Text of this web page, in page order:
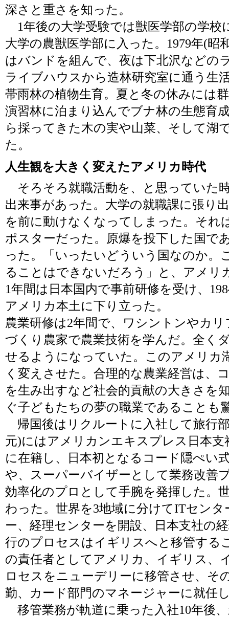
深さと重さを知った。
1年後の大学受験では獣医学部の学校
大学の農獣医学部に入った。1979年(昭
はバンドを組んで、夜は下北沢などの
ライブハウスから造林研究室に通う生
帯雨林の植物生育。夏と冬の休みには
演習林に泊まり込んでブナ林の生態育
ら採ってきた木の実や山菜、そして湖
た。
人生観を大きく変えたアメリカ時代
そろそろ就職活動を、と思っていた
出来事があった。大学の就職課に張り
を前に動けなくなってしまった。それ
ポスターだった。原爆を投下した国で
った。「いったいどういう国なのか。
ることはできないだろう」と、アメリ
1年間は日本国内で事前研修を受け、
アメリカ本土に下り立った。
農業研修は2年間で、ワシントンやカ
づくり農家で農業技術を学んだ。全く
せるようになっていた。このアメリカ
く変えさせた。合理的な農業経営は、
を生み出すなど社会的貢献の大きさを
ぐ子どもたちの夢の職業であることも
帰国後はリクルートに入社して旅行
元)にはアメリカンエキスプレス日本
に在籍し、日本初となるコード隠ぺい
や、スーパーバイザーとして業務改善
効率化のプロとして手腕を発揮した。
わった。世界を3地域に分けてITセン
ー、経理センターを開設、日本支社の
行のプロセスはイギリスへと移管する
の責任者としてアメリカ、イギリス、
ロセスをニューデリーに移管させ、そ
勤、カード部門のマネージャーに就任
移管業務が軌道に乗った入社10年後